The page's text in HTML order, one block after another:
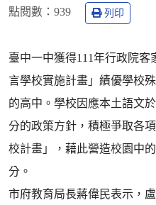
點閱數： 939 列印
臺中一中獲得111年行政院
言學校實施計畫」績優學校
的高中。學校因應本土語文
分的政策方針，積極爭取各
校計畫」，藉此營造校園中
分。
市府教育局長蔣偉民表示，